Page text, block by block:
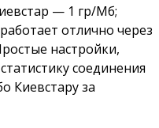
— 1 гр/Мб;
отлично через
настройки,
соединения
Киевстару за